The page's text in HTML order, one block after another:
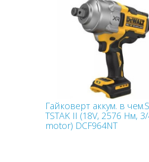
Гайковерт аккум. в
TSTAK II (18V, 2576 Нм,
motor) DCF964NT